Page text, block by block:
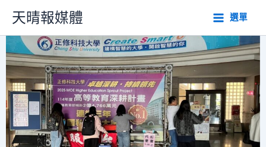
主
要
內
容
天晴報媒體 選單